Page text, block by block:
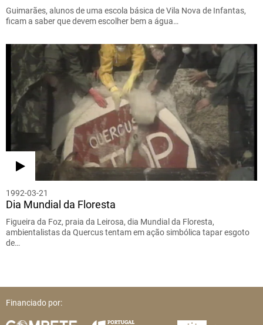
Guimarães, alunos de uma escola básica de Vila Nova de Infantas,
ficam a saber que devem escolher bem a água…
1992-03-21
Dia Mundial da Floresta
Figueira da Foz, praia da Leirosa, dia Mundial da Floresta,
ambientalistas da Quercus tentam em ação simbólica tapar esgoto
de…
Financiado por: